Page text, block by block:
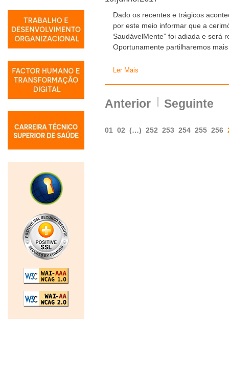
Dado os recentes e trágicos
por este meio informar que a
SaudávelMente” foi adiada e será
Oportunamente partilharemos
Ler Mais
Anterior Seguinte
01 02 (…) 252 253 254 255 256